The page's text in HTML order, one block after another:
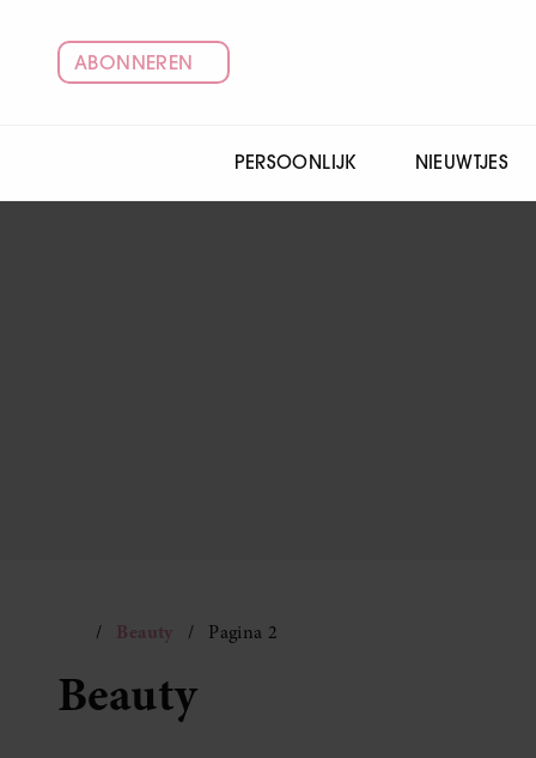
ABONNEREN
PERSOONLIJK NIEUWTJES
Beauty Pagina 2
Beauty